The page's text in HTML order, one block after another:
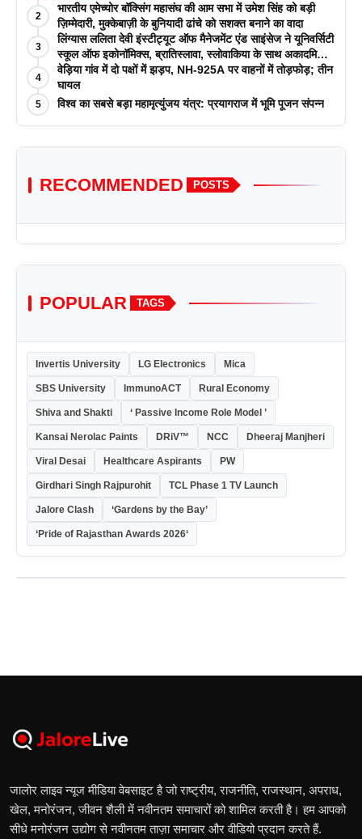
2
भारतीय एमेच्योर बॉक्सिंग महासंघ की आम सभा में उमेश सिंह को बड़ी
ज़िम्मेदारी, मुक्केबाज़ी के बुनियादी ढांचे को सशक्त बनाने का वादा
3
लिंग्यास ललिता देवी इंस्टीट्यूट ऑफ मैनेजमेंट एंड साइंसेज ने यूनिवर्सिटी
स्कूल ऑफ इकोनॉमिक्स, ब्रातिस्लावा, स्लोवाकिया के साथ अकादमिक
पत्रिकाओं में प्रकाशन रणनीतियों पर एक दिवसीय कार्यशाला का
आयोजन किया
4
वेड़िया गांव में दो पक्षों में झड़प, NH-925A पर वाहनों में तोड़फोड़; तीन
घायल
5 विश्व का सबसे बड़ा महामृत्युंजय यंत्र: प्रयागराज में भूमि पूजन संपन्न
RECOMMENDED POSTS
POPULAR TAGS
Invertis University LG Electronics Mica
SBS University ImmunoACT Rural Economy
Shiva and Shakti ‘ Passive Income Role Model ’
Kansai Nerolac Paints DRiV™ NCC Dheeraj Manjheri
Viral Desai Healthcare Aspirants PW
Girdhari Singh Rajpurohit TCL Phase 1 TV Launch
Jalore Clash ‘Gardens by the Bay’
‘Pride of Rajasthan Awards 2026‘
जालोर लाइव न्यूज मीडिया वेबसाइट है जो राष्ट्रीय, राजनीति, राजस्थान, अपराध,
खेल, मनोरंजन, जीवन शैली में नवीनतम समाचारों को शामिल करती है। हम आपको
सीधे मनोरंजन उद्योग से नवीनतम ताज़ा समाचार और वीडियो प्रदान करते हैं.